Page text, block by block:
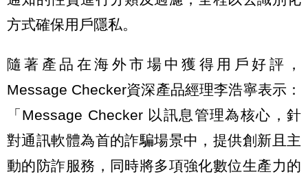
方式確保用戶隱私。
隨著產品在海外市場中獲得用戶好評，
Message Checker資深產品經理李浩寧表示：
「Message Checker 以訊息管理為核心，針
對通訊軟體為首的詐騙場景中，提供創新且主
動的防詐服務，同時將多項強化數位生產力的